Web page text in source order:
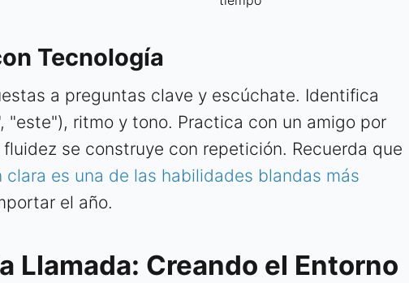
Tecnología
a preguntas clave y escúchate. Identifica
"este"), ritmo y tono. Practica con un amigo por
se construye con repetición. Recuerda que
clara es una de las habilidades blandas más
el año.
Llamada: Creando el Entorno